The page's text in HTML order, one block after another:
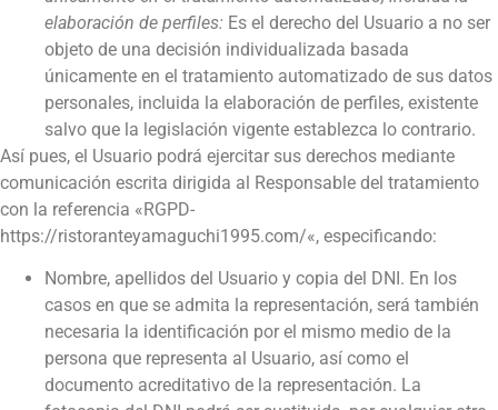
elaboración de perfiles: Es el derecho del Usuario a no ser
objeto de una decisión individualizada basada
únicamente en el tratamiento automatizado de sus datos
personales, incluida la elaboración de perfiles, existente
salvo que la legislación vigente establezca lo contrario.
Así pues, el Usuario podrá ejercitar sus derechos mediante
comunicación escrita dirigida al Responsable del tratamiento
con la referencia «RGPD-
https://ristoranteyamaguchi1995.com/«, especificando:
Nombre, apellidos del Usuario y copia del DNI. En los
casos en que se admita la representación, será también
necesaria la identificación por el mismo medio de la
persona que representa al Usuario, así como el
documento acreditativo de la representación. La